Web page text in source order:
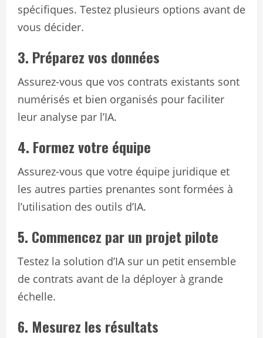
spécifiques. Testez plusieurs options avant de
vous décider.
3. Préparez vos données
Assurez-vous que vos contrats existants sont
numérisés et bien organisés pour faciliter
leur analyse par l’IA.
4. Formez votre équipe
Assurez-vous que votre équipe juridique et
les autres parties prenantes sont formées à
l’utilisation des outils d’IA.
5. Commencez par un projet pilote
Testez la solution d’IA sur un petit ensemble
de contrats avant de la déployer à grande
échelle.
6. Mesurez les résultats